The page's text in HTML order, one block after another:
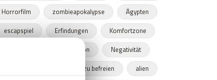
Horrorfilm
zombieapokalypse
Ägypten
escapspiel
Erfindungen
Komfortzone
Motivation
Negativität
10 Wege dich von Negativität zu befreien
alien